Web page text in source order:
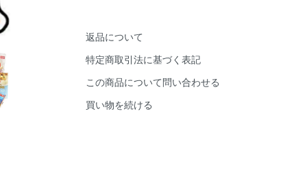
返品について
特定商取引法に基づく表記
この商品について問い合わせる
買い物を続ける